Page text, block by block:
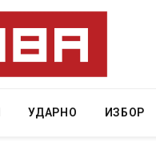
УДАРНО ИЗБОР